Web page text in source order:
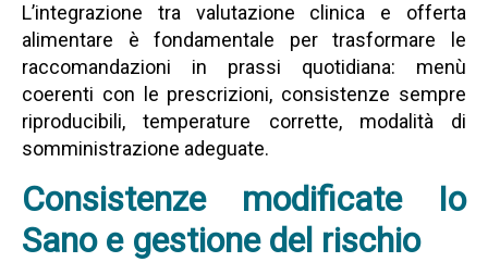
L’integrazione tra valutazione clinica e offerta
alimentare è fondamentale per trasformare le
raccomandazioni in prassi quotidiana: menù
coerenti con le prescrizioni, consistenze sempre
riproducibili, temperature corrette, modalità di
somministrazione adeguate.
Consistenze modificate Io
Sano e gestione del rischio